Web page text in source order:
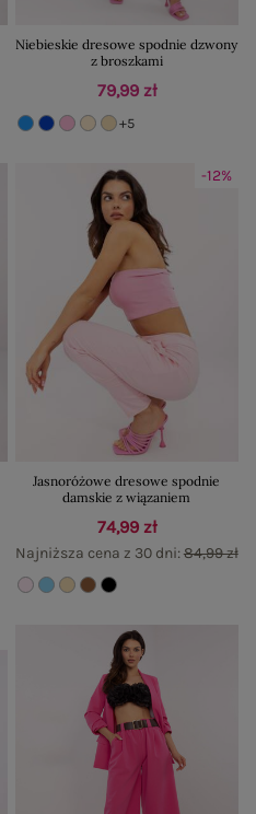
Niebieskie dresowe spodnie dzwony
z broszkami
79,99 zł
+5
-12%
Jasnoróżowe dresowe spodnie
damskie z wiązaniem
74,99 zł
Najniższa cena z 30 dni:84,99 zł